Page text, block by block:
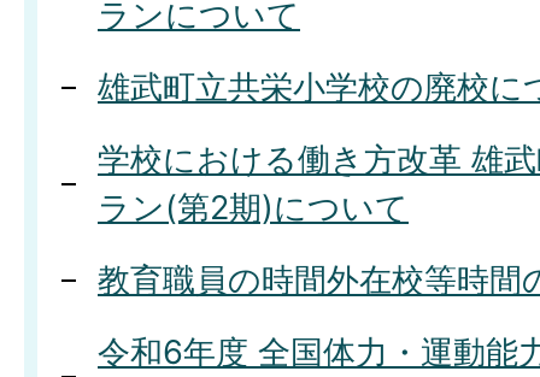
ランについて
雄武町立共栄小学校の廃校に
学校における働き方改革 雄
ラン(第2期)について
教育職員の時間外在校等時間
令和6年度 全国体力・運動能